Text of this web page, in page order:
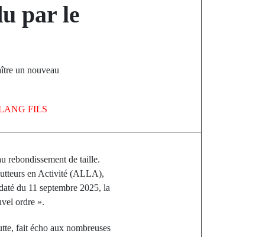
par le
un nouveau
FILS
rebondissement de taille.
en Activité (ALLA),
du 11 septembre 2025, la
ordre ».
fait écho aux nombreuses